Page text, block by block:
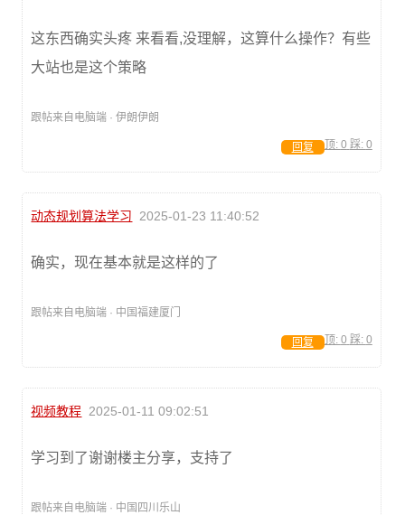
这东西确实头疼 来看看,没理解，这算什么操作？有些
大站也是这个策略
跟帖来自电脑端 · 伊朗伊朗
顶: 0 踩: 0
回复
动态规划算法学习 2025-01-23 11:40:52
确实，现在基本就是这样的了
跟帖来自电脑端 · 中国福建厦门
顶: 0 踩: 0
回复
视频教程 2025-01-11 09:02:51
学习到了谢谢楼主分享，支持了
跟帖来自电脑端 · 中国四川乐山